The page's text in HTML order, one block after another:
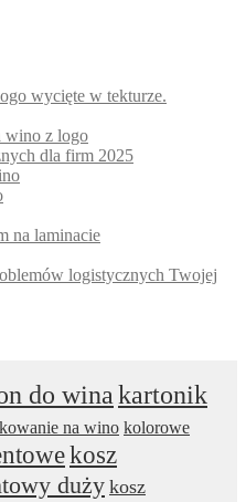
wycięte w tekturze.
wino z logo
dla firm 2025
na laminacie
logistycznych Twojej
do wina kartonik
na wino kolorowe
kosz
duży kosz